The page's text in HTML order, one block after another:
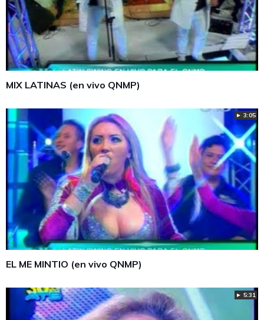
MIX LATINAS (en vivo QNMP)
► 3:05
EL ME MINTIO (en vivo QNMP)
► 5:31